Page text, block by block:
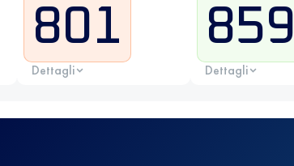
801
Dettagli
859
Dettagli